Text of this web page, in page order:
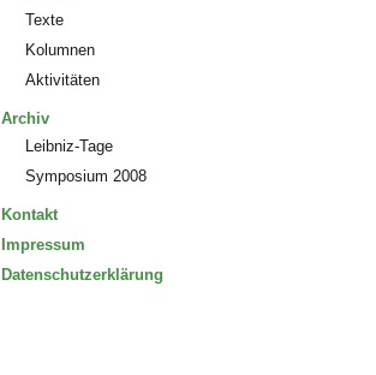
Texte
Kolumnen
Aktivitäten
Archiv
Leibniz-Tage
Symposium 2008
Kontakt
Impressum
Datenschutzerklärung